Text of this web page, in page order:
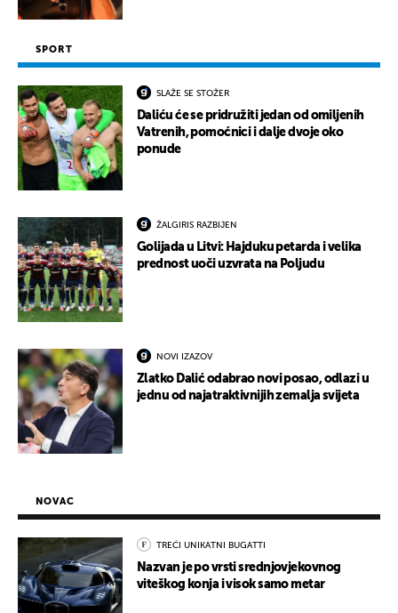
SPORT
SLAŽE SE STOŽER
Daliću će se pridružiti jedan od omiljenih
Vatrenih, pomoćnici i dalje dvoje oko
ponude
ŽALGIRIS RAZBIJEN
Golijada u Litvi: Hajduku petarda i velika
prednost uoči uzvrata na Poljudu
NOVI IZAZOV
Zlatko Dalić odabrao novi posao, odlazi u
jednu od najatraktivnijih zemalja svijeta
NOVAC
TREĆI UNIKATNI BUGATTI
Nazvan je po vrsti srednjovjekovnog
viteškog konja i visok samo metar